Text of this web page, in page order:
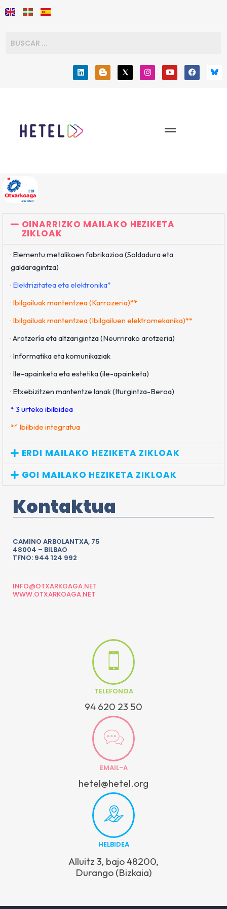
OINARRIZKO MAILAKO HEZIKETA
ZIKLOAK
· Elementu metalikoen fabrikazioa (Soldadura eta
galdaragintza)
· Elektrizitatea eta elektronika*
· Ibilgailuak mantentzea (Karrozeria)**
· Ibilgailuak mantentzea (Ibilgailuen elektromekanika)**
· Arotzería eta altzarigintza (Neurrirako arotzeria)
· Informatika eta komunikaziak
· Ile-apainketa eta estetika (ile-apainketa)
· Etxebizitzen mantentze lanak (Iturgintza-Beroa)
* 3 urteko ibilbidea
** Ibilbide integratua
ERDI MAILAKO HEZIKETA ZIKLOAK
GOI MAILAKO HEZIKETA ZIKLOAK
Kontaktua
CAMINO ARBOLANTXA, 75
48004 – BILBAO
TFNO: 944 124 992
INFO@OTXARKOAGA.NET
WWW.OTXARKOAGA.NET
TELEFONOA
94 620 23 50
EMAIL-A
hetel@hetel.org
HELBIDEA
Alluitz 3, bajo 48200,
Durango (Bizkaia)